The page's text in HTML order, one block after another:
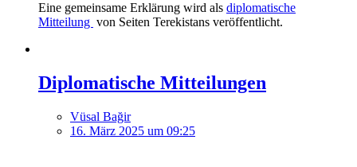
Eine gemeinsame Erklärung wird als diplomatische
Mitteilung von Seiten Terekistans veröffentlicht.
Diplomatische Mitteilungen
Vüsal Bağir
16. März 2025 um 09:25